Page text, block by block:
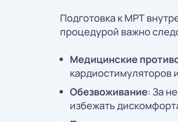
Подготовка к МРТ
процедурой важно
Медицинские
кардиостимуляторов
Обезвоживание: За
избежать